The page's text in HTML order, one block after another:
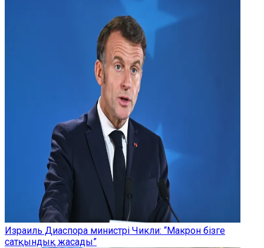
Израиль Диаспора министрі Чикли: “Макрон бізге
сатқындық жасады”